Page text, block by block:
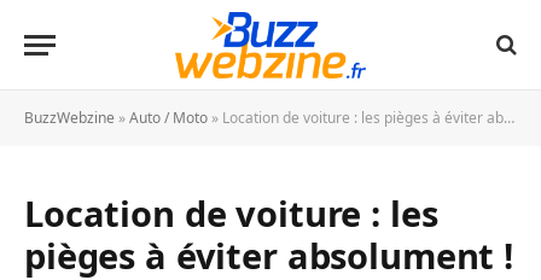
BuzzWebzine »Auto / Moto » Location de voiture : les pièges à éviter absolument !
Location de voiture : les
pièges à éviter absolument !